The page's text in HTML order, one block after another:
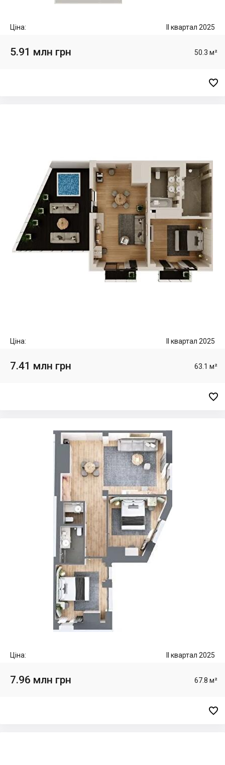
Ціна: II квартал 2025
5.91 млн грн 50.3 м²

Ціна: II квартал 2025
7.41 млн грн 63.1 м²

Ціна: II квартал 2025
7.96 млн грн 67.8 м²
